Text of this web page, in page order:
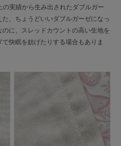
実績から生み出されたダブルガー
、ちょうどいいダブルガーゼになっ
に、スレッドカウントの高い生地を
快眠を妨げたりする場合もありま